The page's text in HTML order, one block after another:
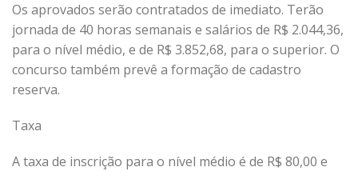
Os aprovados serão contratados de imediato. Terão
jornada de 40 horas semanais e salários de R$ 2.044,36,
para o nível médio, e de R$ 3.852,68, para o superior. O
concurso também prevê a formação de cadastro
reserva.
Taxa
A taxa de inscrição para o nível médio é de R$ 80,00 e